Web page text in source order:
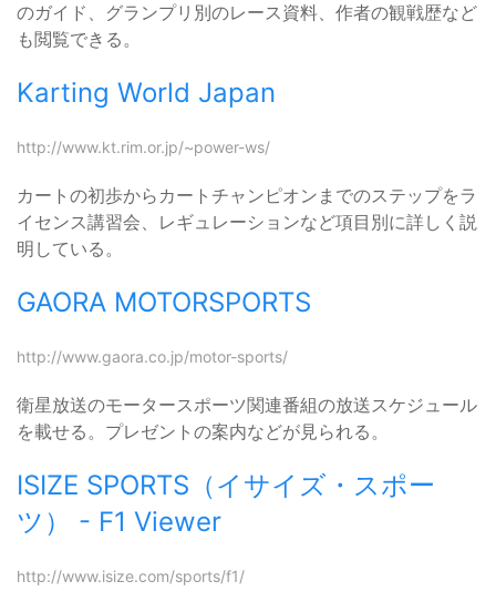
のガイド、グランプリ別のレース資料、作者の観戦歴など
も閲覧できる。
Karting World Japan
http://www.kt.rim.or.jp/~power-ws/
カートの初歩からカートチャンピオンまでのステップをラ
イセンス講習会、レギュレーションなど項目別に詳しく説
明している。
GAORA MOTORSPORTS
http://www.gaora.co.jp/motor-sports/
衛星放送のモータースポーツ関連番組の放送スケジュール
を載せる。プレゼントの案内などが見られる。
ISIZE SPORTS（イサイズ・スポー
ツ） - F1 Viewer
http://www.isize.com/sports/f1/